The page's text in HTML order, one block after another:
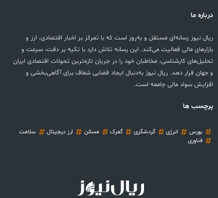
درباره ما
ریال نیوز رسانه‌ای مستقل و به‌روز است که با تمرکز بر اخبار اقتصادی، ارز و
بازارهای مالی فعالیت می‌کند. این رسانه تلاش دارد با تکیه بر دقت، سرعت و
تحلیل‌های کارشناسی، مخاطبان خود را در جریان تازه‌ترین تحولات اقتصادی ایران
و جهان قرار دهد. ریال نیوز به‌دنبال ایجاد فضایی شفاف برای آگاهی‌بخشی و
افزایش سواد مالی جامعه است.
پرچسب ها
بورس انرژی گردشگری گمرک مسکن ارز دیجیتال
سلامت
فناوری